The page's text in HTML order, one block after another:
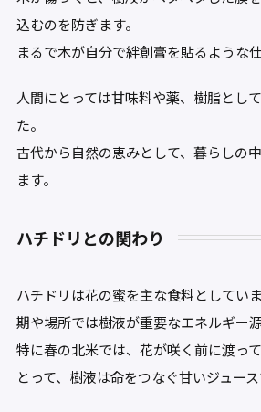
込むのを防ぎます。
まるで木が自分で絆創膏を貼るような仕
人間にとっては甘味料や薬、樹脂とし
た。
古代から自然の恵みとして、暮らしの
ます。
ハチドリとの関わり
ハチドリは花の蜜を主な食料としてい
期や場所では樹液が重要なエネルギー源
特に春の北米では、花が咲く前に渡っ
とって、樹液は命をつなぐ甘いジュース